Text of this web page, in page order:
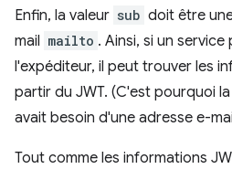
Enfin, la valeur sub doit être
mail mailto . Ainsi, si un
l'expéditeur, il peut trouver les
partir du JWT. (C'est pourquoi
avait besoin d'une adresse e-
Tout comme les informations